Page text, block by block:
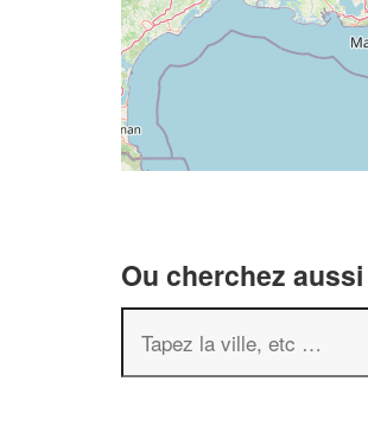
Ou cherchez